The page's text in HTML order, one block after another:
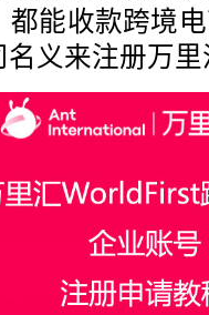
能收款跨境
名义来注册万